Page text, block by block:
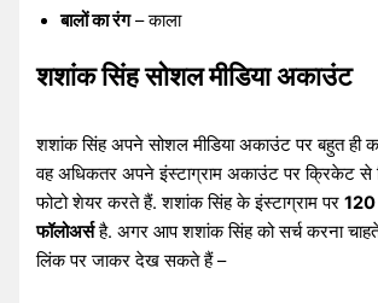
बालों का रंग– काला
शशांक सिंह सोशल मीडिया अकाउंट
शशांक सिंह अपने सोशल मीडिया अकाउंट पर बहुत ही
वह अधिकतर अपने इंस्टाग्राम अकाउंट पर क्रिकेट से
फोटो शेयर करते हैं. शशांक सिंह के इंस्टाग्राम पर120
फॉलोअर्सहै. अगर आप शशांक सिंह को सर्च करना चाहते
लिंक पर जाकर देख सकते हैं –